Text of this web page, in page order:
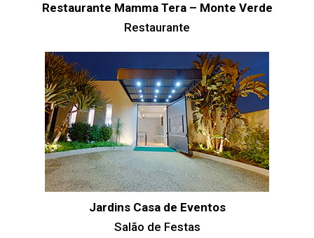
Restaurante Mamma Tera – Monte Verde
Restaurante
Jardins Casa de Eventos
Salão de Festas